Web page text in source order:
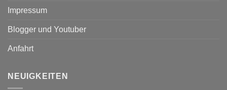
Impressum
Blogger und Youtuber
Anfahrt
NEUIGKEITEN